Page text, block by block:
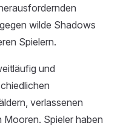
wilde Shadows
Spielern.
und
verlassenen
Mooren. Spieler haben